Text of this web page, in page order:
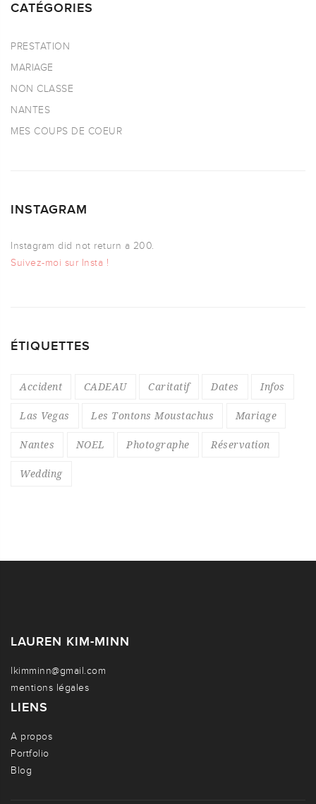
CATÉGORIES
PRESTATION
MARIAGE
NON CLASSE
NANTES
MES COUPS DE COEUR
INSTAGRAM
Instagram did not return a 200.
Suivez-moi sur Insta !
ÉTIQUETTES
Accident CADEAU Caritatif Dates Infos
Las Vegas Les Tontons Moustachus Mariage
Nantes NOEL Photographe Réservation
Wedding
LAUREN KIM-MINN
lkimminn@gmail.com
mentions légales
LIENS
A propos
Portfolio
Blog